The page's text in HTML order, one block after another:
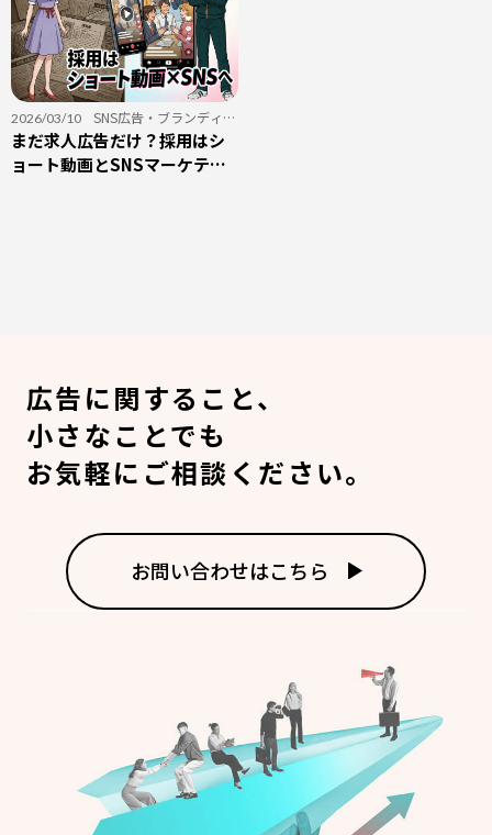
2026/03/10 SNS広告 ・ ブランディン
グ・採用
まだ求人広告だけ？採用はシ
ョート動画とSNSマーケティ
広告に関すること、
小さなことでも
お気軽にご相談ください。
お問い合わせはこちら